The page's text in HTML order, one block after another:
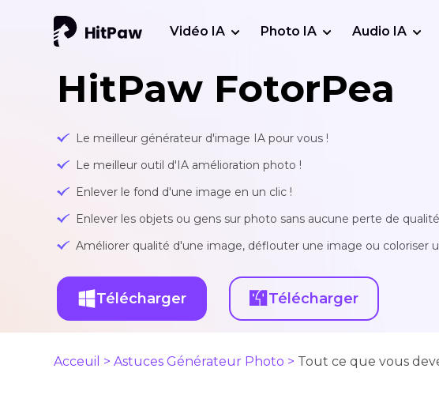
Vidéo IA Photo IA Audio IA
HitPaw FotorPea
Le meilleur générateur d'image IA pour vous !
Le meilleur outil d'IA amélioration photo !
Enlever le fond d'une image en un clic !
Enlever les objets ou gens sur photo sans aucune perte de
Améliorer qualité d'une image, déflouter une image ou coloriser
Télécharger Télécharger
Acceuil > Astuces Générateur Photo > Tout ce que vous